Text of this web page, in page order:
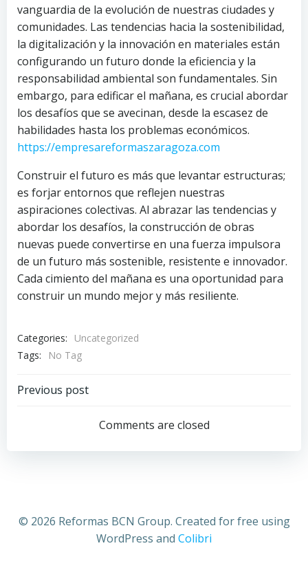
vanguardia de la evolución de nuestras ciudades y
comunidades. Las tendencias hacia la sostenibilidad,
la digitalización y la innovación en materiales están
configurando un futuro donde la eficiencia y la
responsabilidad ambiental son fundamentales. Sin
embargo, para edificar el mañana, es crucial abordar
los desafíos que se avecinan, desde la escasez de
habilidades hasta los problemas económicos.
https://empresareformaszaragoza.com
Construir el futuro es más que levantar estructuras;
es forjar entornos que reflejen nuestras
aspiraciones colectivas. Al abrazar las tendencias y
abordar los desafíos, la construcción de obras
nuevas puede convertirse en una fuerza impulsora
de un futuro más sostenible, resistente e innovador.
Cada cimiento del mañana es una oportunidad para
construir un mundo mejor y más resiliente.
Categories:
Uncategorized
Tags:
No Tag
Post
navigation
Previous post
Comments are closed
© 2026 Reformas BCN Group. Created for free using
WordPress and Colibri